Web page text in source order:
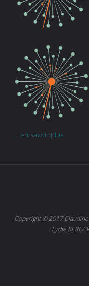
... en savoir plus
Copyright © 2017
: Lydie